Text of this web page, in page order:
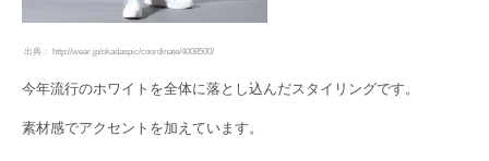
出典： http://wear.jp/okadaspic/coordinate/4008500/
今年流行のホワイトを全体に落とし込んだスタイリングです。
素材感でアクセントを加えています。